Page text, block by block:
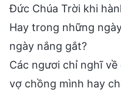
Đức Chúa Trời khi
Hay trong những
ngày nắng gắt?
Các ngươi chỉ nghĩ về
vợ chồng mình hay